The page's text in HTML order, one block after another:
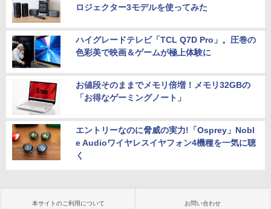
ロジェクター3モデルを使ってみた
ハイグレードテレビ「TCL Q7D Pro」。圧巻の
色彩美で映画＆ゲームが極上体験に
お値段そのままでメモリ倍増！メモリ32GBの
「お得なゲーミングノート」
エントリーなのに脅威の実力!「Osprey」Nobl
e Audioワイヤレスイヤフォン4機種を一気に聴
く
本サイトのご利用について お問い合わせ